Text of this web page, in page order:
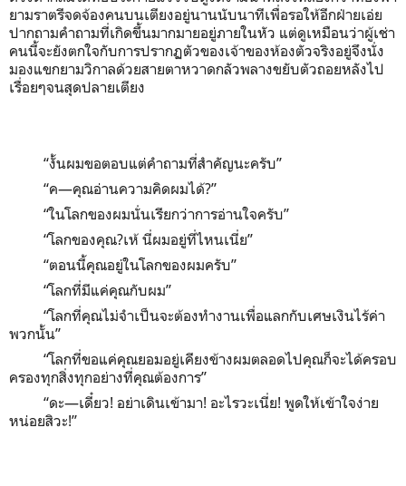
ยามราตรีจดจ้องคนบนเตียงอยู่นานนับนาทีเพื่อรอให้อีกฝ่ายเอ่ย
ปากถามคำถามที่เกิดขึ้นมากมายอยู่ภายในหัว แต่ดูเหมือนว่าผู้เช่า
คนนี้จะยังตกใจกับการปรากฏตัวของเจ้าของห้องตัวจริงอยู่จึงนั่ง
มองแขกยามวิกาลด้วยสายตาหวาดกลัวพลางขยับตัวถอยหลังไป
เรื่อยๆจนสุดปลายเตียง
“งั้นผมขอตอบแต่คำถามที่สำคัญนะครับ”
“ค—คุณอ่านความคิดผมได้?”
“ในโลกของผมนั่นเรียกว่าการอ่านใจครับ”
“โลกของคุณ?เห้ นี่ผมอยู่ที่ไหนเนี่ย”
“ตอนนี้คุณอยู่ในโลกของผมครับ”
“โลกที่มีแค่คุณกับผม”
“โลกที่คุณไม่จำเป็นจะต้องทำงานเพื่อแลกกับเศษเงินไร้ค่า
พวกนั้น”
“โลกที่ขอแค่คุณยอมอยู่เคียงข้างผมตลอดไปคุณก็จะได้ครอบ
ครองทุกสิ่งทุกอย่างที่คุณต้องการ”
“ดะ—เดี๋ยว! อย่าเดินเข้ามา! อะไรวะเนี่ย! พูดให้เข้าใจง่าย
หน่อยสิวะ!”